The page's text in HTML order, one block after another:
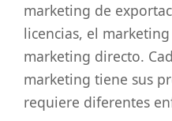
marketing de
licencias, el
marketing directo.
marketing tiene sus
requiere diferentes